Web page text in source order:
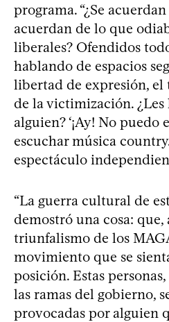
programa. “¿Se acuerdan
acuerdan de lo que
liberales? Ofendidos
hablando de espacios
libertad de expresión,
de la victimización. ¿Les
alguien? ‘¡Ay! No puedo
escuchar música
espectáculo
“La guerra cultural de
demostró una cosa: que,
triunfalismo de los
movimiento que se
posición. Estas
las ramas del gobierno,
provocadas por alguien